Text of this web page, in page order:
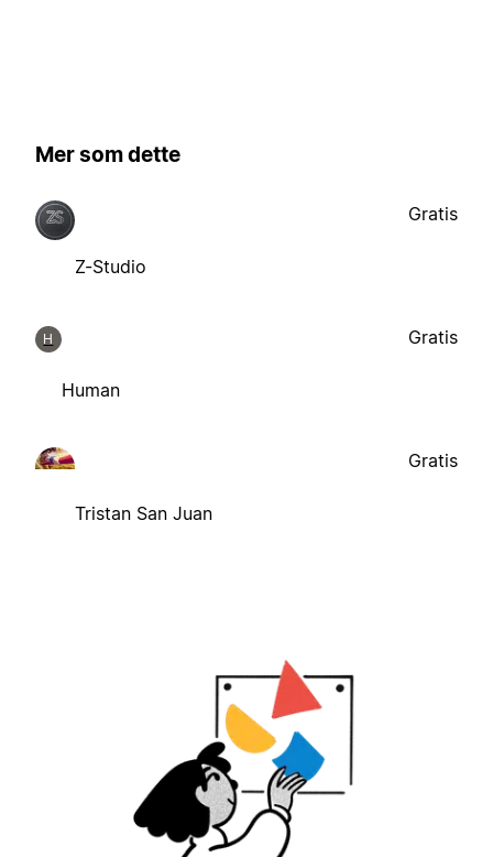
Mer som dette
Z-Studio
Gratis
H
Human
Gratis
Tristan San Juan
Gratis